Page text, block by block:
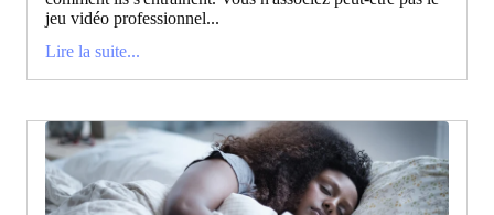
jeu vidéo professionnel...
Lire la suite...